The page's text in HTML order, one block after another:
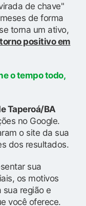
de chave"
de forma
torna um ativo,
positivo em
o tempo todo,
Taperoá/BA
no Google.
o site da sua
dos resultados.
sua
os motivos
sua região e
você oferece.